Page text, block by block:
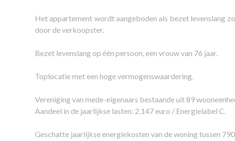
Het appartement wordt aangeboden als bezet levenslang
door de verkoopster.
Bezet levenslang op één persoon, een vrouw van 76 jaar.
Toplocatie met een hoge vermogenswaardering.
Vereniging van mede-eigenaars bestaande uit 89
Aandeel in de jaarlijkse lasten: 2.147 euro / Energielabel C.
Geschatte jaarlijkse energiekosten van de woning tussen